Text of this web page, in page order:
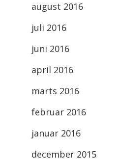
august 2016
juli 2016
juni 2016
april 2016
marts 2016
februar 2016
januar 2016
december 2015